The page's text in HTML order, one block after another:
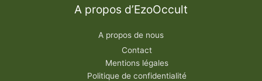
A propos d’EzoOccult
A propos de nous
Contact
Mentions légales
Politique de confidentialité